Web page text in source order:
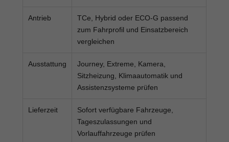
Antrieb
TCe, Hybrid oder ECO-G passend
zum Fahrprofil und Einsatzbereich
vergleichen
Ausstattung
Journey, Extreme, Kamera,
Sitzheizung, Klimaautomatik und
Assistenzsysteme prüfen
Lieferzeit
Sofort verfügbare Fahrzeuge,
Tageszulassungen und
Vorlauffahrzeuge prüfen